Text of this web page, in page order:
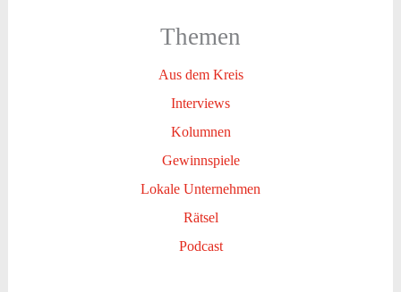
Themen
Aus dem Kreis
Interviews
Kolumnen
Gewinnspiele
Lokale Unternehmen
Rätsel
Podcast